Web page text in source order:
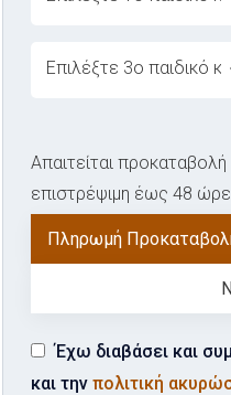
ovabrw service[]
Απαιτείται
επιστρέψιμη έως 48
Πληρωμή
Έχω διαβάσει και
και την πολιτική